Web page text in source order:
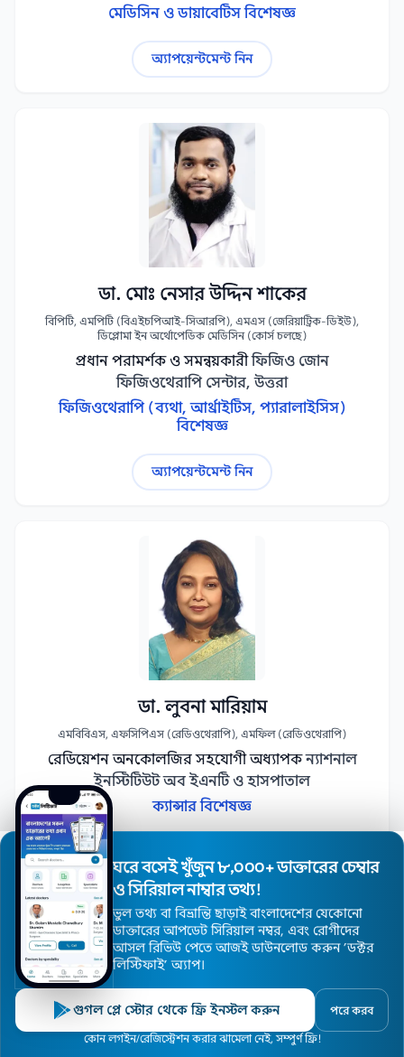
মেডিসিন ও ডায়াবেটিস বিশেষজ্ঞ
অ্যাপয়েন্টমেন্ট নিন
ডা. মোঃ নেসার উদ্দিন শাকের
বিপিটি, এমপিটি (বিএইচপিআই-সিআরপি), এমএস (জেরিয়াট্রিক-ডিইউ),
ডিপ্লোমা ইন অর্থোপেডিক মেডিসিন (কোর্স চলছে)
প্রধান পরামর্শক ও সমন্বয়কারী ফিজিও জোন
ফিজিওথেরাপি সেন্টার, উত্তরা
ফিজিওথেরাপি (ব্যথা, আর্থ্রাইটিস, প্যারালাইসিস)
বিশেষজ্ঞ
অ্যাপয়েন্টমেন্ট নিন
ডা. লুবনা মারিয়াম
এমবিবিএস, এফসিপিএস (রেডিওথেরাপি), এমফিল (রেডিওথেরাপি)
রেডিয়েশন অনকোলজির সহযোগী অধ্যাপক ন্যাশনাল
ইনস্টিটিউট অব ইএনটি ও হাসপাতাল
ক্যান্সার বিশেষজ্ঞ
ডাক্তার হাসপাতাল বিশেষজ্ঞ
ঘরে বসেই খুঁজুন ৮,০০০+ ডাক্তারের চেম্বার
ও সিরিয়াল নাম্বার তথ্য!
ভুল তথ্য বা বিভ্রান্তি ছাড়াই বাংলাদেশের যেকোনো
ডাক্তারের আপডেট সিরিয়াল নম্বর, এবং রোগীদের
আসল রিভিউ পেতে আজই ডাউনলোড করুন ’ডক্টর
লিস্টিফাই’ অ্যাপ।
গুগল প্লে স্টোর থেকে ফ্রি ইনস্টল করুন পরে করব
কোন লগইন/রেজিস্ট্রেশন করার ঝামেলা নেই, সম্পুর্ণ ফ্রি!